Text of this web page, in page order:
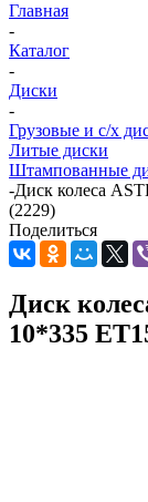
Главная
-
Каталог
-
Диски
-
Грузовые и с/х
Литые диски
Штампованные
-Диск колеса
(2229)
Поделиться
Диск
10*335